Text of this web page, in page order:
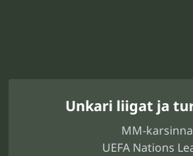
Unkari liigat ja
MM-
UEFA Nations